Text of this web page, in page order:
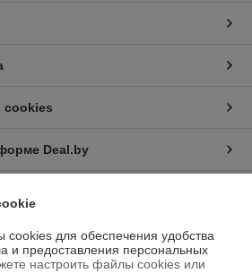
cookies
Deal.by
с ограниченной ответственностью
Минский р-н, аг.Сеница, Сеницкий с/с,
для обеспечения удобства
и предоставления персональных
настроить файлы cookies или